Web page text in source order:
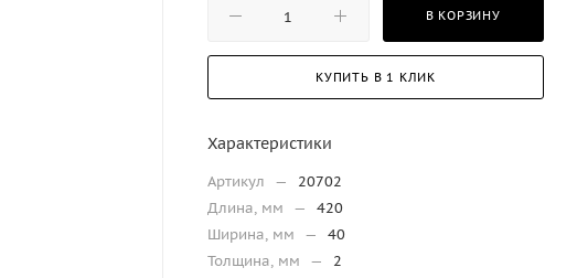
В КОРЗИНУ
КУПИТЬ В 1 КЛИК
Характеристики
Артикул —
20702
Длина, мм
—
420
Ширина, мм
—
40
Толщина, мм
— 2